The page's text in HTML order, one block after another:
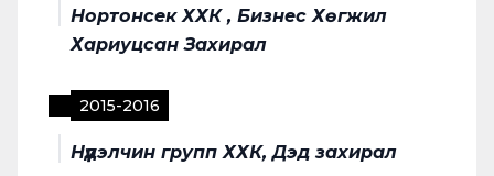
Нортонсек ХХК , Бизнес Хөгжил
Хариуцсан Захирал
2015-2016
Нүүдэлчин групп ХХК, Дэд захирал